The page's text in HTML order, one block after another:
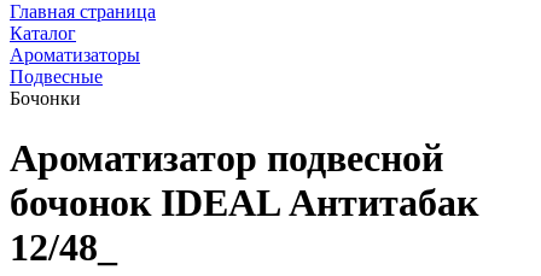
Главная страница
Каталог
Ароматизаторы
Подвесные
Бочонки
Ароматизатор подвесной
бочонок IDEAL Антитабак
12/48_